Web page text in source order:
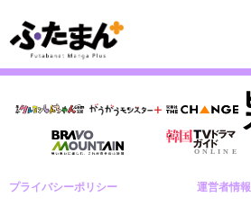
プライバシーポリシー 運営者情報